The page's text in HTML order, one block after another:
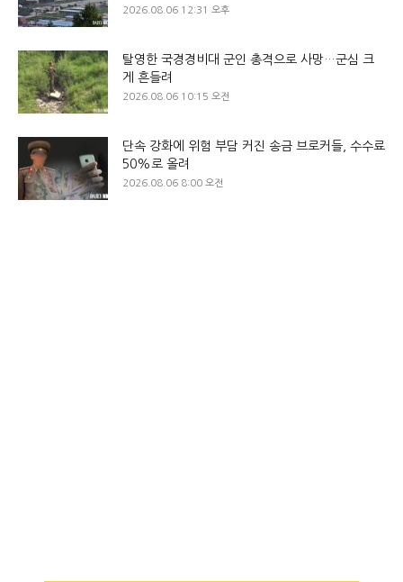
2026.08.06 12:31 오후
탈영한 국경경비대 군인 총격으로 사망…군심 크
게 흔들려
2026.08.06 10:15 오전
단속 강화에 위험 부담 커진 송금 브로커들, 수수료
50%로 올려
2026.08.06 8:00 오전